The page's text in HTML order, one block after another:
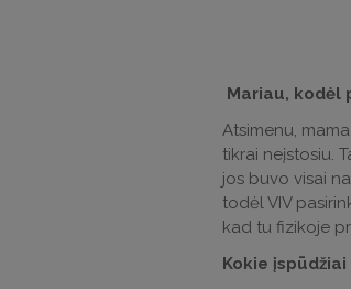
Mariau, kodėl
Atsimenu,
tikrai neįstosiu.
jos buvo visai
todėl VIV
kad tu fizikoje
Kokie